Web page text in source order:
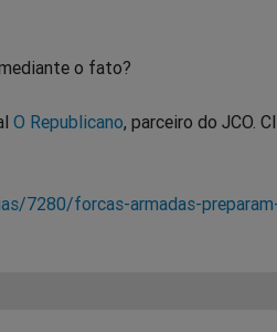
o fato?
O Republicano, parceiro do JCO.
7280/forcas-armadas-